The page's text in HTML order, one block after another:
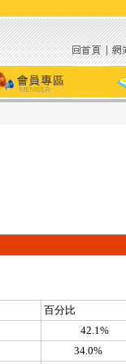
百分比
42.1%
34.0%